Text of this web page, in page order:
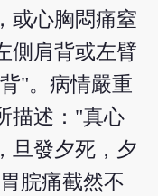
或心胸悶痛窒
側肩背或左臂
"。病情嚴重
描述："真心
旦發夕死，夕
脘痛截然不